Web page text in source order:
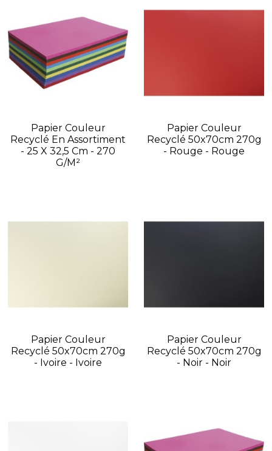
Papier Couleur
Recyclé En Assortiment
- 25 X 32,5 Cm - 270
G/m²
Papier Couleur
Recyclé 50x70cm 270g
- Rouge - Rouge
Papier Couleur
Recyclé 50x70cm 270g
- Ivoire - Ivoire
Papier Couleur
Recyclé 50x70cm 270g
- Noir - Noir